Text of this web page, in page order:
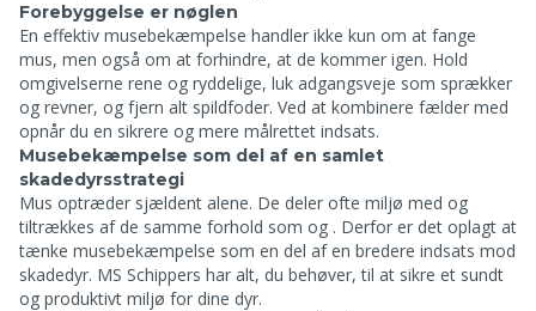
Forebyggelse er nøglen
En effektiv musebekæmpelse handler ikke kun om at fange
mus, men også om at forhindre, at de kommer igen. Hold
omgivelserne rene og ryddelige, luk adgangsveje som sprækker
og revner, og fjern alt spildfoder. Ved at kombinere fælder med
opnår du en sikrere og mere målrettet indsats.
Musebekæmpelse som del af en samlet
skadedyrsstrategi
Mus optræder sjældent alene. De deler ofte miljø med og
tiltrækkes af de samme forhold som og . Derfor er det oplagt at
tænke musebekæmpelse som en del af en bredere indsats mod
skadedyr. MS Schippers har alt, du behøver, til at sikre et sundt
og produktivt miljø for dine dyr.